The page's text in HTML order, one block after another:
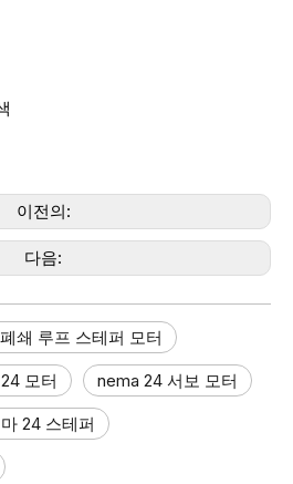
이전의:
다음:
쇄 루프 스테퍼 모터​
모터 nema 24 서보 모터
24 스테퍼​